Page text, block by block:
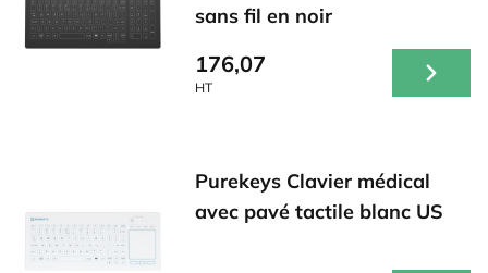
sans fil en noir
176,07
HT
Purekeys Clavier médical
avec pavé tactile blanc US